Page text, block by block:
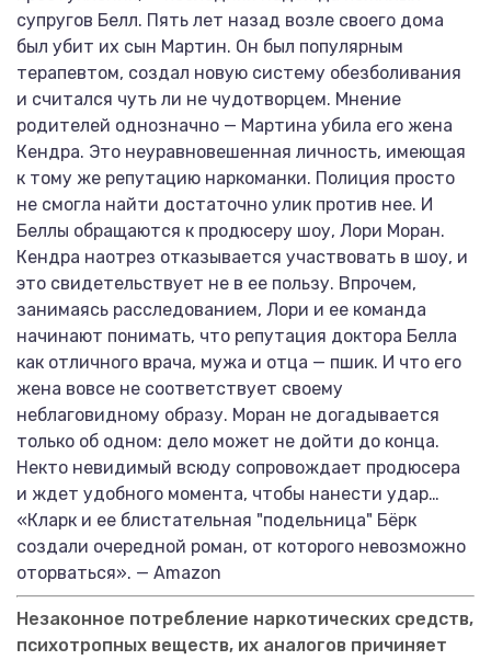
супругов Белл. Пять лет назад возле своего дома
был убит их сын Мартин. Он был популярным
терапевтом, создал новую систему обезболивания
и считался чуть ли не чудотворцем. Мнение
родителей однозначно — Мартина убила его жена
Кендра. Это неуравновешенная личность, имеющая
к тому же репутацию наркоманки. Полиция просто
не смогла найти достаточно улик против нее. И
Беллы обращаются к продюсеру шоу, Лори Моран.
Кендра наотрез отказывается участвовать в шоу, и
это свидетельствует не в ее пользу. Впрочем,
занимаясь расследованием, Лори и ее команда
начинают понимать, что репутация доктора Белла
как отличного врача, мужа и отца — пшик. И что его
жена вовсе не соответствует своему
неблаговидному образу. Моран не догадывается
только об одном: дело может не дойти до конца.
Некто невидимый всюду сопровождает продюсера
и ждет удобного момента, чтобы нанести удар…
«Кларк и ее блистательная "подельница" Бёрк
создали очередной роман, от которого невозможно
оторваться». — Amazon
Незаконное потребление наркотических средств,
психотропных веществ, их аналогов причиняет